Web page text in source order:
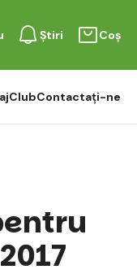
Știri Coș
Contactați-ne